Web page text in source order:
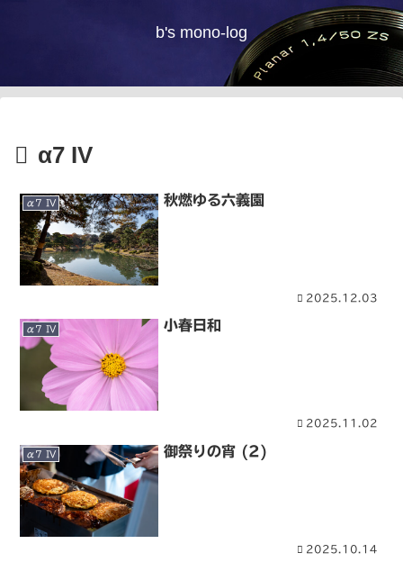
b's mono-log
α7 IV
α7 IV 秋燃ゆる六義園
2025.12.03
α7 IV 小春日和
2025.11.02
α7 IV 御祭りの宵 (2)
2025.10.14